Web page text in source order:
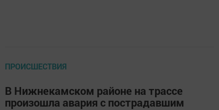
ПРОИСШЕСТВИЯ
В Нижнекамском районе на трассе
произошла авария с пострадавшим